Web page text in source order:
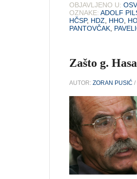
OBJAVLJENO U:
OZNAKE: ADOLF
HČSP, HDZ HHO
PANTOVČAK
Zašto g.
AUTOR: ZORAN PUSIĆ /